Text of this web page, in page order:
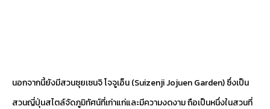
นอกจากนี้ยังมีสวนซุยเซนจิ โจจูเอ็น (Suizenji Jojuen Garden) ซึ่งเป็น
สวนญี่ปุ่นสไตล์จัดภูมิทัศน์ที่เก่าแก่และมีความงดงาม ถือเป็นหนึ่งในสวนที่